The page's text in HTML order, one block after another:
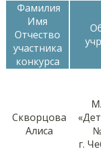
Фамилия
Имя
Отчество
участника
конкурса
Скворцова
Алиса
г.